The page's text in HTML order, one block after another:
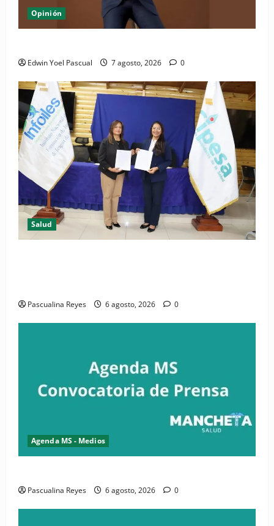
Opinión
Edwin Yoel Pascual 7 agosto, 2026 0
Salud
Pascualina Reyes 6 agosto, 2026 0
Agenda MS - Medios
Pascualina Reyes 6 agosto, 2026 0